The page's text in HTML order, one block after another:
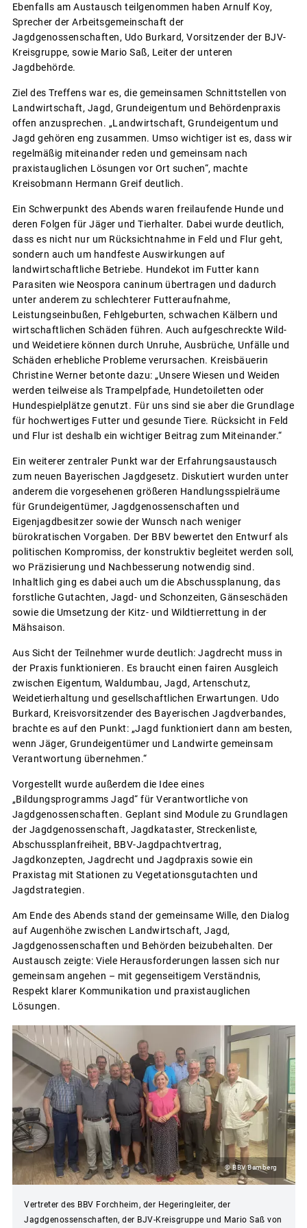
Ebenfalls am Austausch teilgenommen haben Arnulf Koy,
Sprecher der Arbeitsgemeinschaft der
Jagdgenossenschaften, Udo Burkard, Vorsitzender der BJV-
Kreisgruppe, sowie Mario Saß, Leiter der unteren
Jagdbehörde.
Ziel des Treffens war es, die gemeinsamen Schnittstellen von
Landwirtschaft, Jagd, Grundeigentum und Behördenpraxis
offen anzusprechen. „Landwirtschaft, Grundeigentum und
Jagd gehören eng zusammen. Umso wichtiger ist es, dass wir
regelmäßig miteinander reden und gemeinsam nach
praxistauglichen Lösungen vor Ort suchen“, machte
Kreisobmann Hermann Greif deutlich.
Ein Schwerpunkt des Abends waren freilaufende Hunde und
deren Folgen für Jäger und Tierhalter. Dabei wurde deutlich,
dass es nicht nur um Rücksichtnahme in Feld und Flur geht,
sondern auch um handfeste Auswirkungen auf
landwirtschaftliche Betriebe. Hundekot im Futter kann
Parasiten wie Neospora caninum übertragen und dadurch
unter anderem zu schlechterer Futteraufnahme,
Leistungseinbußen, Fehlgeburten, schwachen Kälbern und
wirtschaftlichen Schäden führen. Auch aufgeschreckte Wild-
und Weidetiere können durch Unruhe, Ausbrüche, Unfälle und
Schäden erhebliche Probleme verursachen. Kreisbäuerin
Christine Werner betonte dazu: „Unsere Wiesen und Weiden
werden teilweise als Trampelpfade, Hundetoiletten oder
Hundespielplätze genutzt. Für uns sind sie aber die Grundlage
für hochwertiges Futter und gesunde Tiere. Rücksicht in Feld
und Flur ist deshalb ein wichtiger Beitrag zum Miteinander.“
Ein weiterer zentraler Punkt war der Erfahrungsaustausch
zum neuen Bayerischen Jagdgesetz. Diskutiert wurden unter
anderem die vorgesehenen größeren Handlungsspielräume
für Grundeigentümer, Jagdgenossenschaften und
Eigenjagdbesitzer sowie der Wunsch nach weniger
bürokratischen Vorgaben. Der BBV bewertet den Entwurf als
politischen Kompromiss, der konstruktiv begleitet werden soll,
wo Präzisierung und Nachbesserung notwendig sind.
Inhaltlich ging es dabei auch um die Abschussplanung, das
forstliche Gutachten, Jagd- und Schonzeiten, Gänseschäden
sowie die Umsetzung der Kitz- und Wildtierrettung in der
Mähsaison.
Aus Sicht der Teilnehmer wurde deutlich: Jagdrecht muss in
der Praxis funktionieren. Es braucht einen fairen Ausgleich
zwischen Eigentum, Waldumbau, Jagd, Artenschutz,
Weidetierhaltung und gesellschaftlichen Erwartungen. Udo
Burkard, Kreisvorsitzender des Bayerischen Jagdverbandes,
brachte es auf den Punkt: „Jagd funktioniert dann am besten,
wenn Jäger, Grundeigentümer und Landwirte gemeinsam
Verantwortung übernehmen.“
Vorgestellt wurde außerdem die Idee eines
„Bildungsprogramms Jagd“ für Verantwortliche von
Jagdgenossenschaften. Geplant sind Module zu Grundlagen
der Jagdgenossenschaft, Jagdkataster, Streckenliste,
Abschussplanfreiheit, BBV-Jagdpachtvertrag,
Jagdkonzepten, Jagdrecht und Jagdpraxis sowie ein
Praxistag mit Stationen zu Vegetationsgutachten und
Jagdstrategien.
Am Ende des Abends stand der gemeinsame Wille, den Dialog
auf Augenhöhe zwischen Landwirtschaft, Jagd,
Jagdgenossenschaften und Behörden beizubehalten. Der
Austausch zeigte: Viele Herausforderungen lassen sich nur
gemeinsam angehen – mit gegenseitigem Verständnis,
Respekt klarer Kommunikation und praxistauglichen
Lösungen.
© BBV Bamberg
Vertreter des BBV Forchheim, der Hegeringleiter, der
Jagdgenossenschaften, der BJV-Kreisgruppe und Mario Saß von